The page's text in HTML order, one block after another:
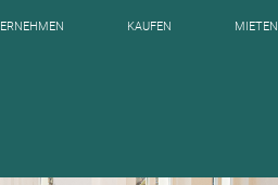
KAUFEN MIETEN